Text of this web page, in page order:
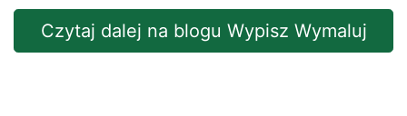
Czytaj dalej na blogu Wypisz Wymaluj